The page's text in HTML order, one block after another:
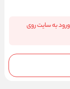
به سایت روی